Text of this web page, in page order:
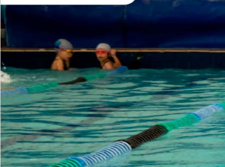
ALUNOS NOVOS
Entre em Contato
INSTITUCIONAL